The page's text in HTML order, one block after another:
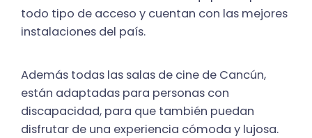
todo tipo de acceso y cuentan con las mejores
instalaciones del país.
Además todas las salas de cine de Cancún,
están adaptadas para personas con
discapacidad, para que también puedan
disfrutar de una experiencia cómoda y lujosa.